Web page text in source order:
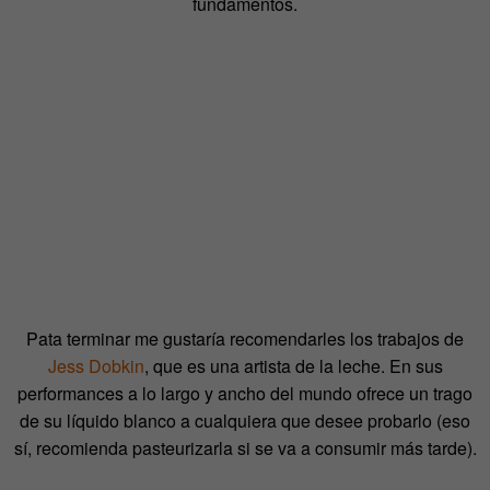
Pata terminar me gustaría recomendarles los trabajos de
Jess Dobkin, que es una artista de la leche. En sus
performances a lo largo y ancho del mundo ofrece un trago
de su líquido blanco a cualquiera que desee probarlo (eso
sí, recomienda pasteurizarla si se va a consumir más tarde).